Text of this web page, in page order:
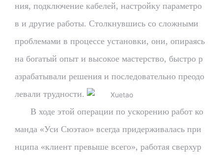
ния, подключение кабелей, настройку параметро
в и другие работы. Столкнувшись со сложными
проблемами в процессе установки, они, опираясь
на богатый опыт и высокое мастерство, быстро р
азрабатывали решения и последовательно преодо
левали трудности.
В ходе этой операции по ускорению работ ко
манда «Уси Сюэтао» всегда придерживалась при
нципа «клиент превыше всего», работая сверхур